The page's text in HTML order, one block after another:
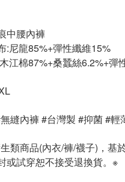
中腰內褲
:尼龍85%+彈性纖維15%
江棉87%+桑蠶絲6.2%+彈
縫內褲 #台灣製 #抑菌 #輕
類商品(內衣/褲/襪子)，基
或試穿恕不接受退換貨。※